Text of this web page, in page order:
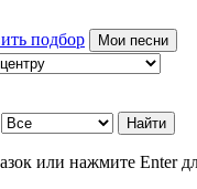
подбор Мои песни
Найти
или нажмите Enter